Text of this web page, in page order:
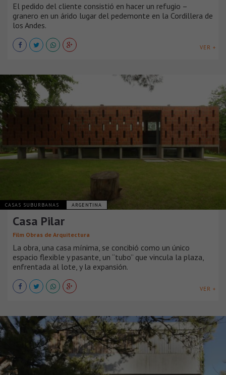
El pedido del cliente consistió en hacer un refugio –
granero en un árido lugar del pedemonte en la Cordillera de
los Andes.
VER +
CASAS SUBURBANAS ARGENTINA
Casa Pilar
Film Obras de Arquitectura
La obra, una casa mínima, se concibió como un único
espacio flexible y pasante, un “tubo” que vincula la plaza,
enfrentada al lote, y la expansión.
VER +